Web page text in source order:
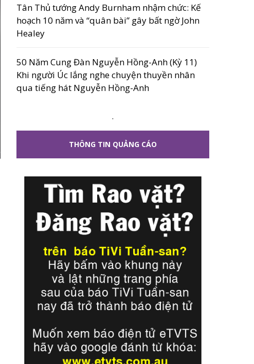
Tân Thủ tướng Andy Burnham nhậm chức: Kế
hoạch 10 năm và “quân bài” gây bất ngờ John
Healey
50 Năm Cung Đàn Nguyễn Hồng-Anh (Kỳ 11)
Khi người Úc lắng nghe chuyện thuyền nhân
qua tiếng hát Nguyễn Hồng-Anh
.
THÔNG TIN QUẢNG CÁO